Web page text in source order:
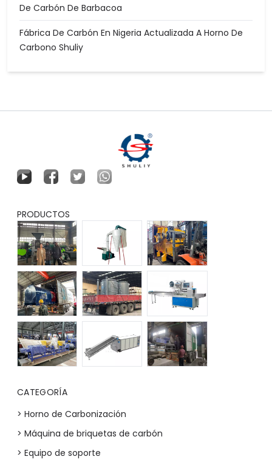
De Carbón De Barbacoa
Fábrica De Carbón En Nigeria Actualizada A Horno De
Carbono Shuliy
PRODUCTOS
CATEGORÍA
> Horno de Carbonización
> Máquina de briquetas de carbón
> Equipo de soporte